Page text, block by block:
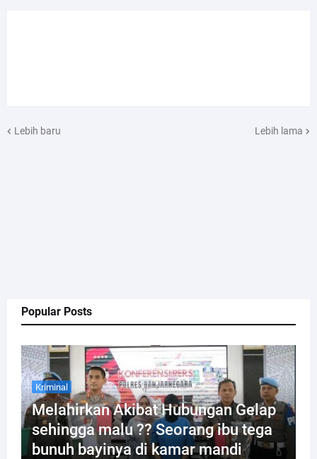
Popular Posts
Kriminal
Melahirkan Akibat Hubungan Gelap
sehingga malu ?? Seorang ibu tega
bunuh bayinya di kamar mandi
Lebih baru Lebih lama